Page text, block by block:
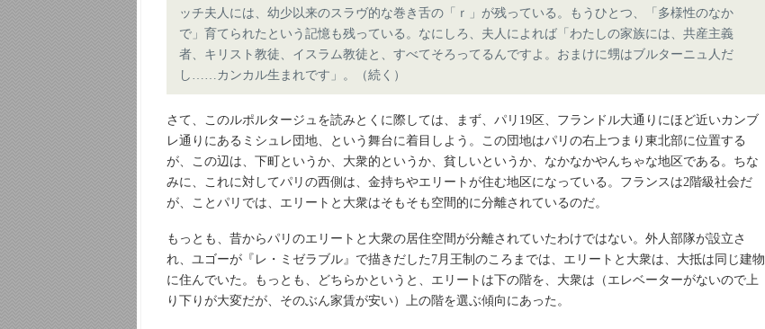
ッチ夫人には、幼少以来のスラヴ的な巻き舌の「ｒ」が残っている。もうひとつ、「多様性のなか
で」育てられたという記憶も残っている。なにしろ、夫人によれば「わたしの家族には、共産主義
者、キリスト教徒、イスラム教徒と、すべてそろってるんですよ。おまけに甥はブルターニュ人だ
し……カンカル生まれです」。（続く）
さて、このルポルタージュを読みとくに際しては、まず、パリ19区、フランドル大通りにほど近いカンブ
レ通りにあるミシュレ団地、という舞台に着目しよう。この団地はパリの右上つまり東北部に位置する
が、この辺は、下町というか、大衆的というか、貧しいというか、なかなかやんちゃな地区である。ちな
みに、これに対してパリの西側は、金持ちやエリートが住む地区になっている。フランスは2階級社会だ
が、ことパリでは、エリートと大衆はそもそも空間的に分離されているのだ。
もっとも、昔からパリのエリートと大衆の居住空間が分離されていたわけではない。外人部隊が設立さ
れ、ユゴーが『レ・ミゼラブル』で描きだした7月王制のころまでは、エリートと大衆は、大抵は同じ建物
に住んでいた。もっとも、どちらかというと、エリートは下の階を、大衆は（エレベーターがないので上
り下りが大変だが、そのぶん家賃が安い）上の階を選ぶ傾向にあった。